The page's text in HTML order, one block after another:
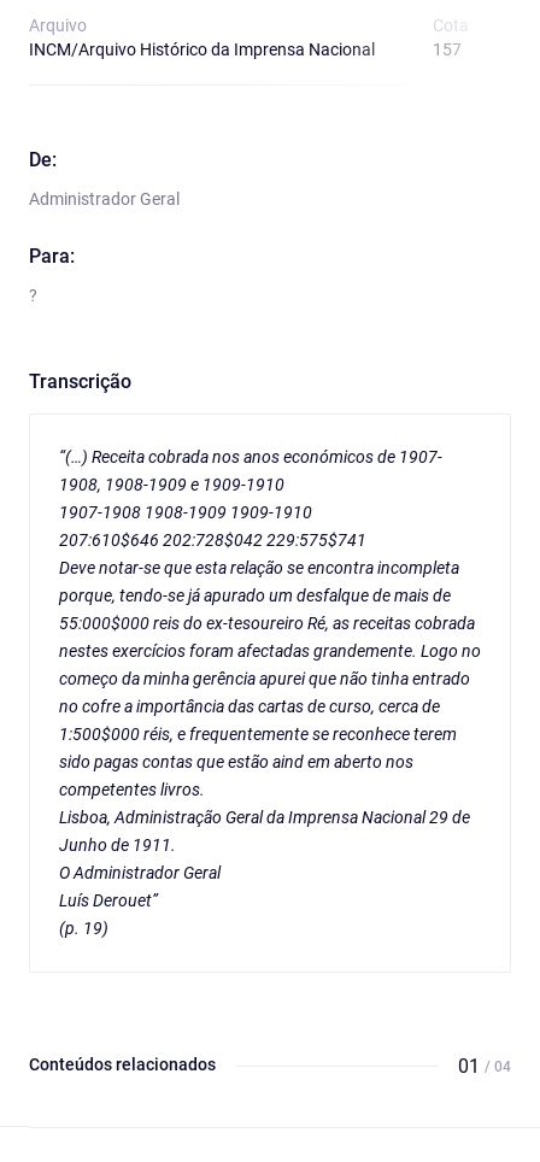
Arquivo
INCM/Arquivo Histórico da Imprensa Nacional
Cota
157
De:
Administrador Geral
Para:
?
Transcrição
“(…) Receita cobrada nos anos económicos de 1907-
1908, 1908-1909 e 1909-1910
1907-1908 1908-1909 1909-1910
207:610$646 202:728$042 229:575$741
Deve notar-se que esta relação se encontra incompleta
porque, tendo-se já apurado um desfalque de mais de
55:000$000 reis do ex-tesoureiro Ré, as receitas cobrada
nestes exercícios foram afectadas grandemente. Logo no
começo da minha gerência apurei que não tinha entrado
no cofre a importância das cartas de curso, cerca de
1:500$000 réis, e frequentemente se reconhece terem
sido pagas contas que estão aind em aberto nos
competentes livros.
Lisboa, Administração Geral da Imprensa Nacional 29 de
Junho de 1911.
O Administrador Geral
Luís Derouet”
(p. 19)
Conteúdos relacionados 01 / 04